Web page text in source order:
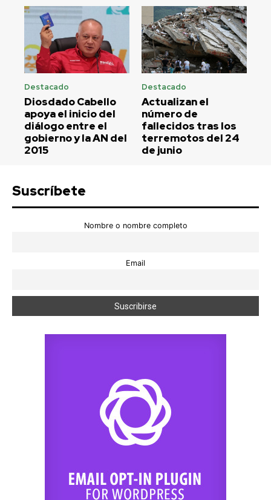
Destacado
Diosdado Cabello
apoya el inicio del
diálogo entre el
gobierno y la AN del
2015
Destacado
Actualizan el
número de
fallecidos tras los
terremotos del 24
de junio
Suscríbete
Nombre o nombre completo
Email